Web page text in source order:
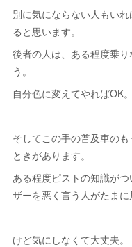
別に気にならない人もい
ると思います。
後者の人は、ある程度乗
う。
自分色に変えてやればOK
そしてこの手の普及車の
ときがあります。
ある程度ピストの知識が
ザーを悪く言う人がたまに
けど気にしなくて大丈夫。